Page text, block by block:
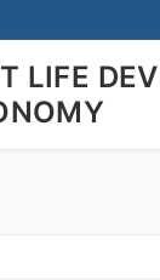
LIFE